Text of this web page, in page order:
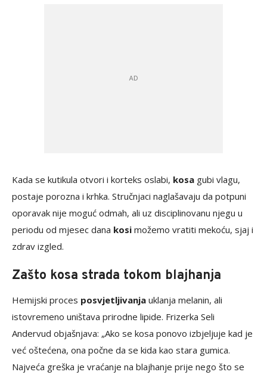
Kada se kutikula otvori i korteks oslabi, kosa gubi vlagu,
postaje porozna i krhka. Stručnjaci naglašavaju da potpuni
oporavak nije moguć odmah, ali uz disciplinovanu njegu u
periodu od mjesec dana kosi možemo vratiti mekoću, sjaj i
zdrav izgled.
Zašto kosa strada tokom blajhanja
Hemijski proces posvjetljivanja uklanja melanin, ali
istovremeno uništava prirodne lipide. Frizerka Seli
Andervud objašnjava: „Ako se kosa ponovo izbjeljuje kad je
već oštećena, ona počne da se kida kao stara gumica.
Najveća greška je vraćanje na blajhanje prije nego što se